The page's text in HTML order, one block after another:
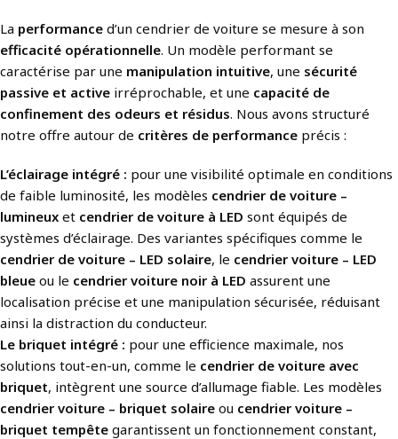
La performance d’un cendrier de voiture se mesure à son
efficacité opérationnelle. Un modèle performant se
caractérise par une manipulation intuitive, une sécurité
passive et active irréprochable, et une capacité de
confinement des odeurs et résidus. Nous avons structuré
notre offre autour de critères de performance précis :
L’éclairage intégré : pour une visibilité optimale en conditions
de faible luminosité, les modèles cendrier de voiture –
lumineux et cendrier de voiture à LED sont équipés de
systèmes d’éclairage. Des variantes spécifiques comme le
cendrier de voiture – LED solaire, le cendrier voiture – LED
bleue ou le cendrier voiture noir à LED assurent une
localisation précise et une manipulation sécurisée, réduisant
ainsi la distraction du conducteur.
Le briquet intégré : pour une efficience maximale, nos
solutions tout-en-un, comme le cendrier de voiture avec
briquet, intègrent une source d’allumage fiable. Les modèles
cendrier voiture – briquet solaire ou cendrier voiture –
briquet tempête garantissent un fonctionnement constant,